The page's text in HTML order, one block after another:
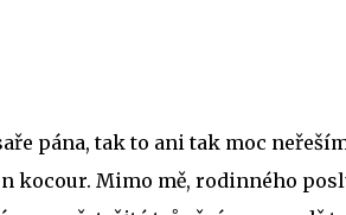
pána, tak to ani tak moc
kocour. Mimo mě, rodinného